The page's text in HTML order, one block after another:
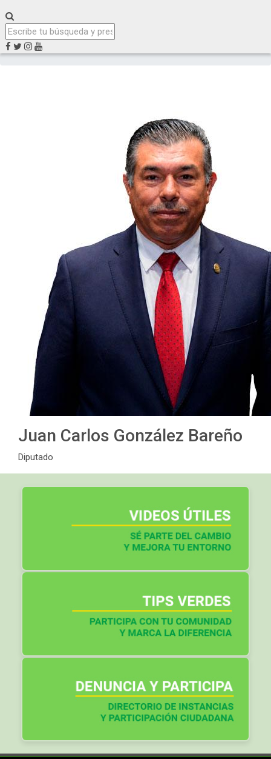
Juan Carlos González Bareño
Diputado